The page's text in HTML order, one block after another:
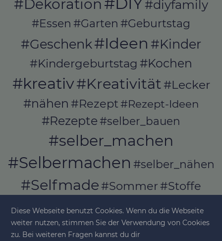
#Dekoration
#diyfamily
#Essen #Garten #Geburtstag
#Geschenk#Ideen #Kinder
#Kindergeburtstag #Kochen
#kreativ#Kreativität#Lecker
#nähen #Rezept#Rezept-Ideen
#Rezepte#selber_bauen
#selber_machen
#Selbermachen #selber_nähen
#Selfmade#Sommer#Stoffe
#Upcycling #Werkeln
Diese Webseite benutzt Cookies. Wenn du die Webseite
weiter nutzen, stimmen Sie der Verwendung von Cookies
zu. Bei weiteren Fragen kannst du dir